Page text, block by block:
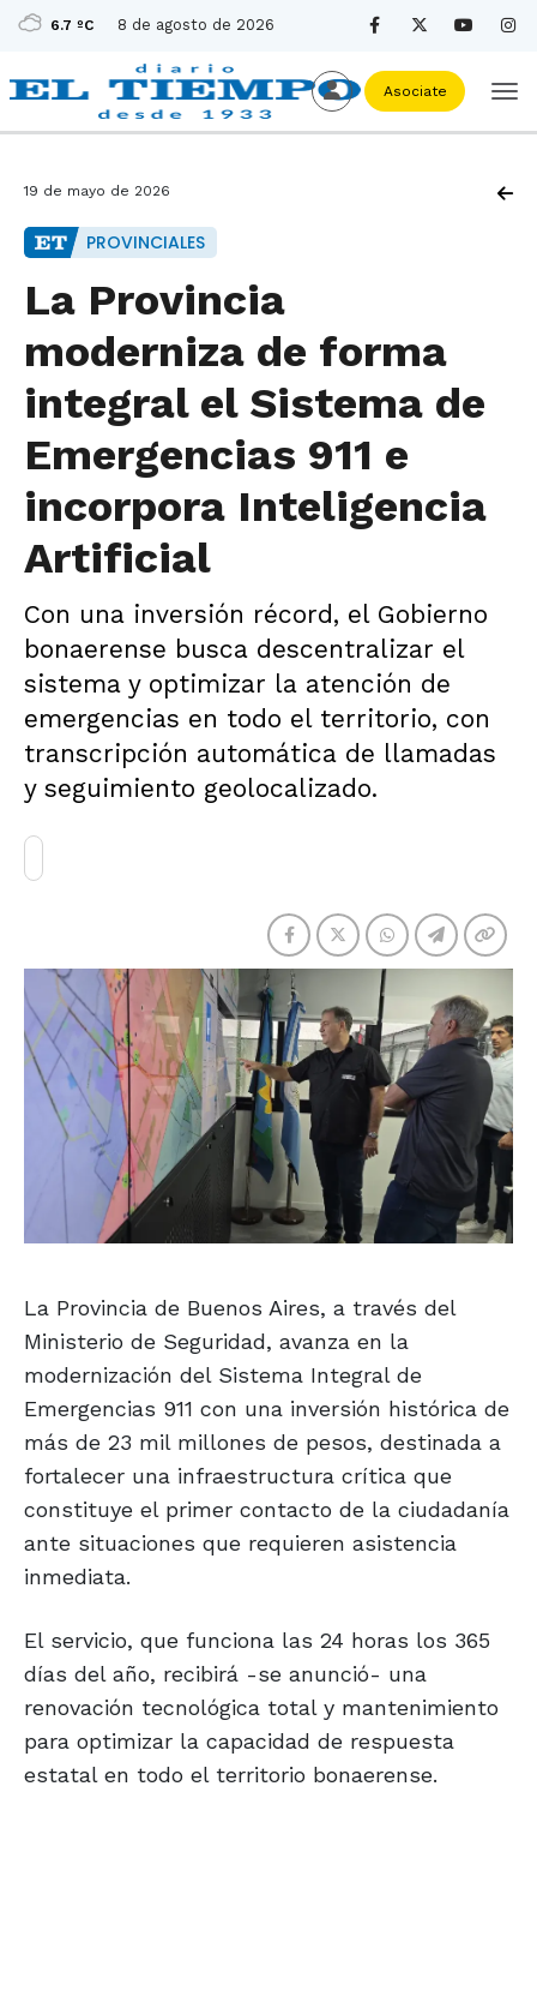
6.7 ºC 8 de agosto de 2026
Asociate
19 de mayo de 2026
PROVINCIALES
La Provincia
moderniza de forma
integral el Sistema de
Emergencias 911 e
incorpora Inteligencia
Artificial
Con una inversión récord, el Gobierno
bonaerense busca descentralizar el
sistema y optimizar la atención de
emergencias en todo el territorio, con
transcripción automática de llamadas
y seguimiento geolocalizado.
La Provincia de Buenos Aires, a través del
Ministerio de Seguridad, avanza en la
modernización del Sistema Integral de
Emergencias 911 con una inversión histórica de
más de 23 mil millones de pesos, destinada a
fortalecer una infraestructura crítica que
constituye el primer contacto de la ciudadanía
ante situaciones que requieren asistencia
inmediata.
El servicio, que funciona las 24 horas los 365
días del año, recibirá -se anunció- una
renovación tecnológica total y mantenimiento
para optimizar la capacidad de respuesta
estatal en todo el territorio bonaerense.